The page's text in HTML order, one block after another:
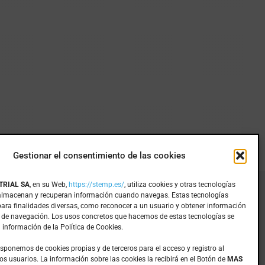
Gestionar el consentimiento de las cookies
SA, en su Web, https://stemp.es/, utiliza cookies y otras tecnologías
y recuperan información cuando navegas. Estas tecnologías
finalidades diversas, como reconocer a un usuario y obtener información
navegación. Los usos concretos que hacemos de estas tecnologías se
información de la Política de Cookies.
de cookies propias y de terceros para el acceso y registro al
usuarios. La información sobre las cookies la recibirá en el Botón de MAS
Inicio
Mecanizados
Mantenimiento
Empresa
Productos